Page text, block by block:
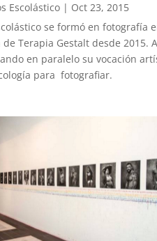
Escolástico | Oct 23, 2015
se formó en fotografía
de Terapia Gestalt desde
en paralelo su vocación
para fotografiar.